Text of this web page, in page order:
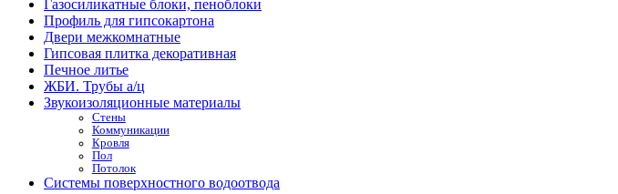
Газосиликатные блоки, пеноблоки
Профиль для гипсокартона
Двери межкомнатные
Гипсовая плитка декоративная
Печное литье
ЖБИ. Трубы а/ц
Звукоизоляционные материалы
Стены
Коммуникации
Кровля
Пол
Потолок
Системы поверхностного водоотвода